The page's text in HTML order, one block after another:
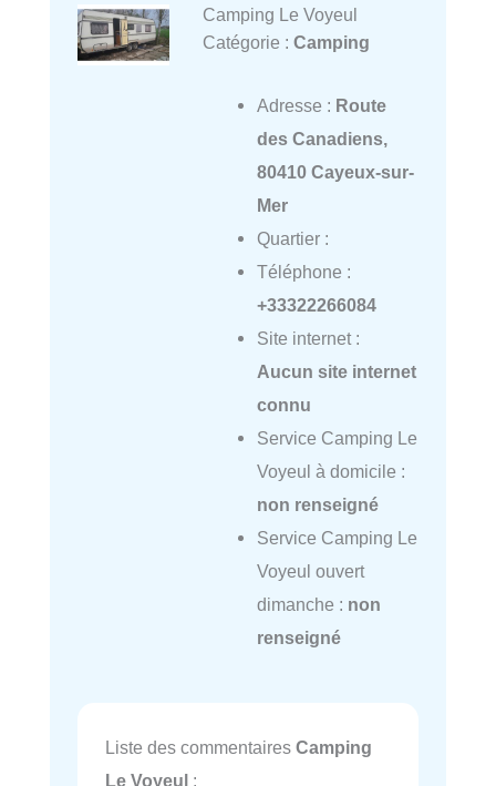
Camping Le Voyeul
Catégorie : Camping
Adresse : Route
des Canadiens,
80410 Cayeux-sur-
Mer
Quartier :
Téléphone :
+33322266084
Site internet :
Aucun site internet
connu
Service Camping Le
Voyeul à domicile :
non renseigné
Service Camping Le
Voyeul ouvert
dimanche : non
renseigné
Liste des commentaires Camping
Le Voyeul :